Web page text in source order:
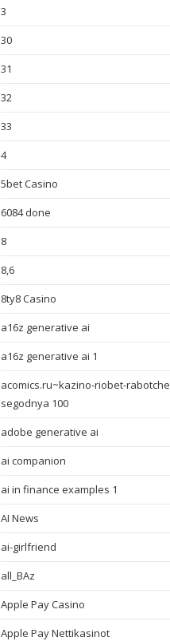
3
30
31
32
33
4
5bet Casino
6084 done
8
8,6
8ty8 Casino
a16z generative ai
a16z generative ai 1
acomics.ru~kazino-riobet-
segodnya 100
adobe generative ai
ai companion
ai in finance examples 1
AI News
ai-girlfriend
all_BAz
Apple Pay Casino
Apple Pay Nettikasinot